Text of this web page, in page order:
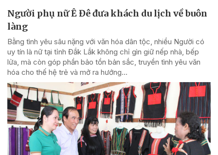
Người phụ nữ Ê Đê đưa khách du lịch về buôn
làng
Bằng tình yêu sâu nặng với văn hóa dân tộc, nhiều Người có
uy tín là nữ tại tỉnh Đắk Lắk không chỉ gìn giữ nếp nhà, bếp
lửa, mà còn góp phần bảo tồn bản sắc, truyền tình yêu văn
hóa cho thế hệ trẻ và mở ra hướng...